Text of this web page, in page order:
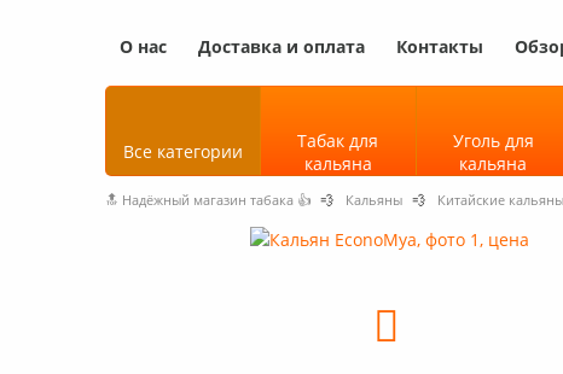
О нас Доставка и оплата Контакты
Все категории
Табак для
кальяна
Уголь для
кальяна
🔝 Надёжный магазин табака 👍 💨 Кальяны 💨 Китайские кальяны